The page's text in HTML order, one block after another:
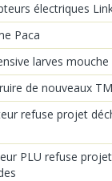
électriques
Paca
larves
de nouveaux
refuse projet
PLU refuse